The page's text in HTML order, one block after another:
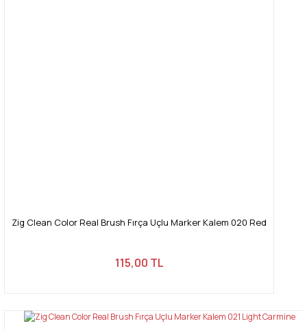
Zig Clean Color Real Brush Fırça Uçlu Marker Kalem 020 Red
115,00 TL